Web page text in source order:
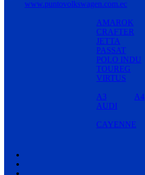
www.puntovolkswagen.com.ec
AMAROK
CRAFTER
JETTA
PASSAT
POLO INDU
TOUREG
VIRTUS
A3 A4
AUDI
CAYENNE